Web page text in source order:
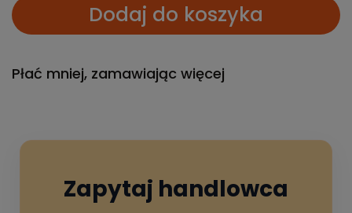
Dodaj do koszyka
Płać mniej, zamawiając więcej
Zapytaj handlowca